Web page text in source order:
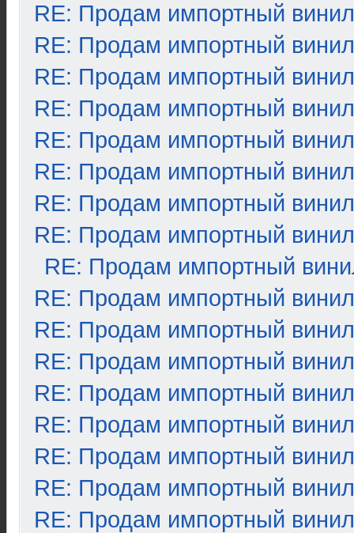
RE: Продам импортный винил
RE: Продам импортный винил
RE: Продам импортный винил
RE: Продам импортный винил
RE: Продам импортный винил
RE: Продам импортный винил
RE: Продам импортный винил
RE: Продам импортный винил
RE: Продам импортный
RE: Продам импортный винил
RE: Продам импортный винил
RE: Продам импортный винил
RE: Продам импортный винил
RE: Продам импортный винил
RE: Продам импортный винил
RE: Продам импортный винил
RE: Продам импортный винил